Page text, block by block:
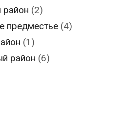
район (2)
предместье (4)
(1)
район (6)